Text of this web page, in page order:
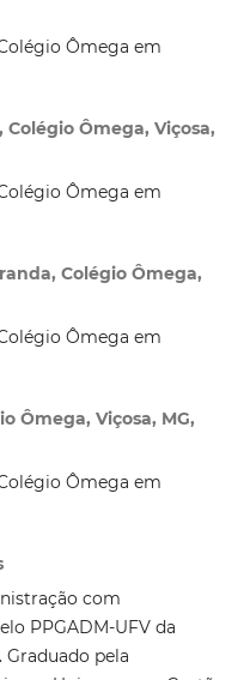
Ômega em
Ômega, Viçosa,
Ômega em
Colégio Ômega,
Ômega em
Ômega, Viçosa, MG,
Ômega em
com
PPGADM-UFV da
Graduado pela